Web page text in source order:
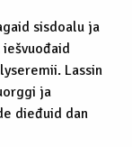
sisdoalu ja
Lassin
ja
dieđuid dan